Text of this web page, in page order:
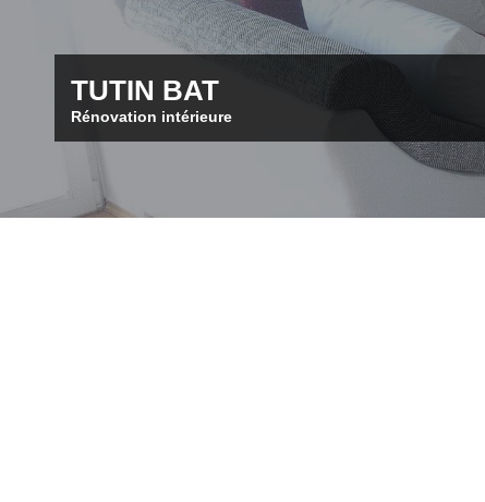
TUTIN BAT
Rénovation intérieure